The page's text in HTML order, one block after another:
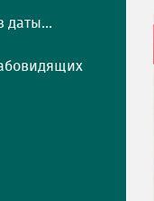
даты...